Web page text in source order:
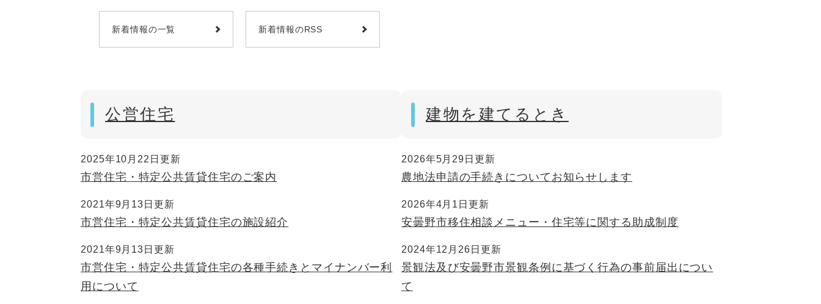
新着情報の一覧 新着情報のRSS
公営住宅
2025年10月22日更新
市営住宅・特定公共賃貸住宅のご案内
2021年9月13日更新
市営住宅・特定公共賃貸住宅の施設紹介
2021年9月13日更新
市営住宅・特定公共賃貸住宅の各種手続きとマイナンバー利
用について
建物を建てるとき
2026年5月29日更新
農地法申請の手続きについてお知らせします
2026年4月1日更新
安曇野市移住相談メニュー・住宅等に関する助成制度
2024年12月26日更新
景観法及び安曇野市景観条例に基づく行為の事前届出につい
て